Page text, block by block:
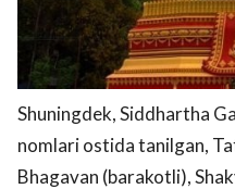
Shuningdek, Siddhartha
nomlari ostida tanilgan,
Bhagavan (barakotli),